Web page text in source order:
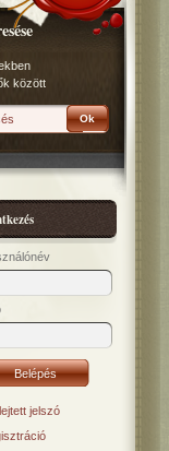
között
Ok
jelszó